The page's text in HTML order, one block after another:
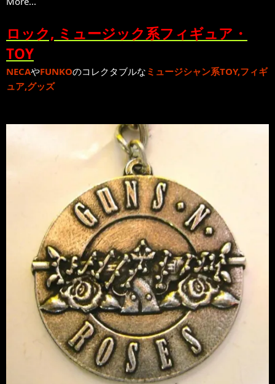
ロック, ミュージック系フィギュア・
TOY
NECAやFUNKOのコレクタブルな ミュージシャン系TOY,フィギ
ュア,グッズ